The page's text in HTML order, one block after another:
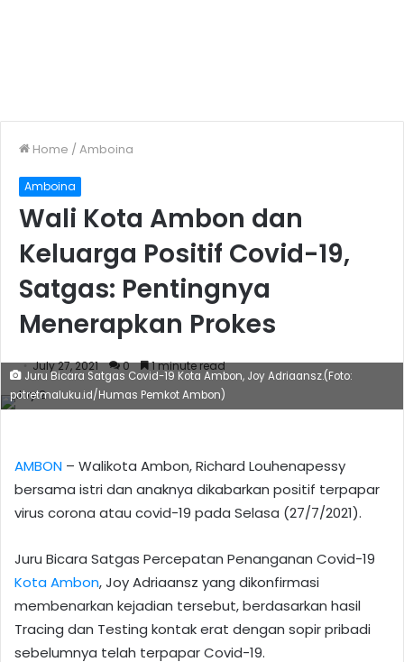
Home /Amboina
Amboina
Wali Kota Ambon dan
Keluarga Positif Covid-19,
Satgas: Pentingnya
Menerapkan Prokes
July 27, 2021 0 1 minute read
Juru Bicara Satgas Covid-19 Kota Ambon, Joy Adriaansz.(Foto:
potretmaluku.id/Humas Pemkot Ambon)
AMBON – Walikota Ambon, Richard Louhenapessy
bersama istri dan anaknya dikabarkan positif terpapar
virus corona atau covid-19 pada Selasa (27/7/2021).
Juru Bicara Satgas Percepatan Penanganan Covid-19
Kota Ambon, Joy Adriaansz yang dikonfirmasi
membenarkan kejadian tersebut, berdasarkan hasil
Tracing dan Testing kontak erat dengan sopir pribadi
sebelumnya telah terpapar Covid-19.